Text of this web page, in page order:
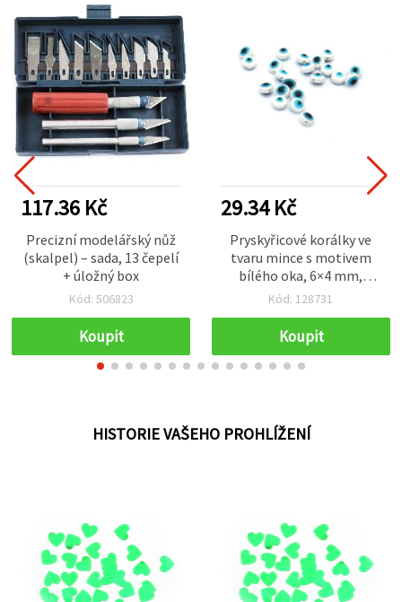
117.36 Kč
Precizní modelářský nůž
(skalpel) – sada, 13 čepelí
+ úložný box
Kód: 506823
Koupit
29.34 Kč
Pryskyřicové korálky ve
tvaru mince s motivem
bílého oka, 6×4 mm,
průvlek 1 mm – 50 ks
Kód: 128731
Koupit
HISTORIE VAŠEHO PROHLÍŽENÍ